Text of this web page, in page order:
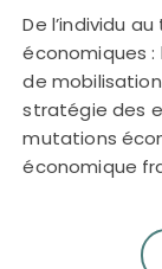
De l’individu
économiques :
de
stratégie des
mutations
économique